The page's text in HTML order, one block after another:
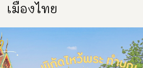
เมืองไทย